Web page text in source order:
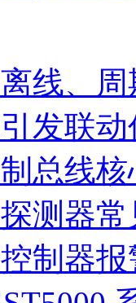
线、
发联
总线
测器
制器报